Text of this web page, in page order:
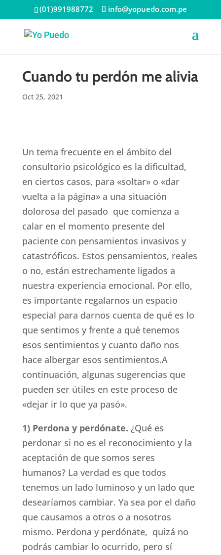
(01)991988772 info@yopuedo.com.pe
Cuando tu perdón me alivia
Oct 25, 2021
Un tema frecuente en el ámbito del
consultorio psicológico es la dificultad,
en ciertos casos, para «soltar» o «dar
vuelta a la página» a una situación
dolorosa del pasado que comienza a
calar en el momento presente del
paciente con pensamientos invasivos y
catastróficos. Estos pensamientos, reales
o no, están estrechamente ligados a
nuestra experiencia emocional. Por ello,
es importante regalarnos un espacio
especial para darnos cuenta de qué es lo
que sentimos y frente a qué tenemos
esos sentimientos y cuanto daño nos
hace albergar esos sentimientos.A
continuación, algunas sugerencias que
pueden ser útiles en este proceso de
«dejar ir lo que ya pasó».
1) Perdona y perdónate. ¿Qué es
perdonar si no es el reconocimiento y la
aceptación de que somos seres
humanos? La verdad es que todos
tenemos un lado luminoso y un lado que
desearíamos cambiar. Ya sea por el daño
que causamos a otros o a nosotros
mismo. Perdona y perdónate, quizá no
podrás cambiar lo ocurrido, pero sí